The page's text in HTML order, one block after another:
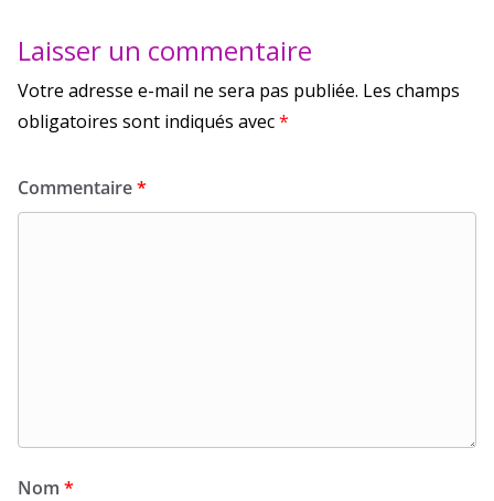
Laisser un commentaire
Votre adresse e-mail ne sera pas publiée. Les champs
obligatoires sont indiqués avec*
Commentaire*
Nom *